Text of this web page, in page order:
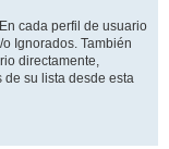
cada perfil de usuario
Ignorados. También
directamente,
su lista desde esta